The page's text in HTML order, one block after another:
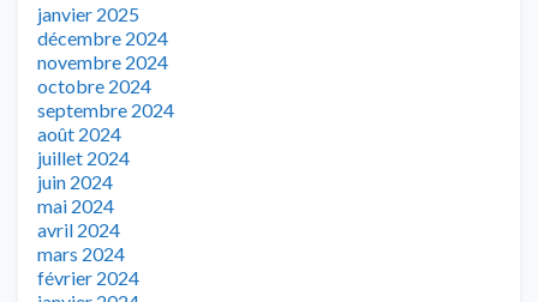
janvier 2025
décembre 2024
novembre 2024
octobre 2024
septembre 2024
août 2024
juillet 2024
juin 2024
mai 2024
avril 2024
mars 2024
février 2024